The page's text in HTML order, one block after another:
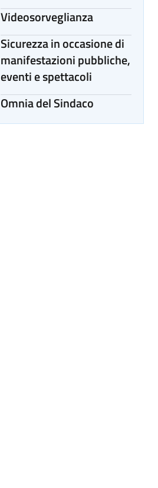
Videosorveglianza
Sicurezza in occasione di
manifestazioni pubbliche,
eventi e spettacoli
Omnia del Sindaco